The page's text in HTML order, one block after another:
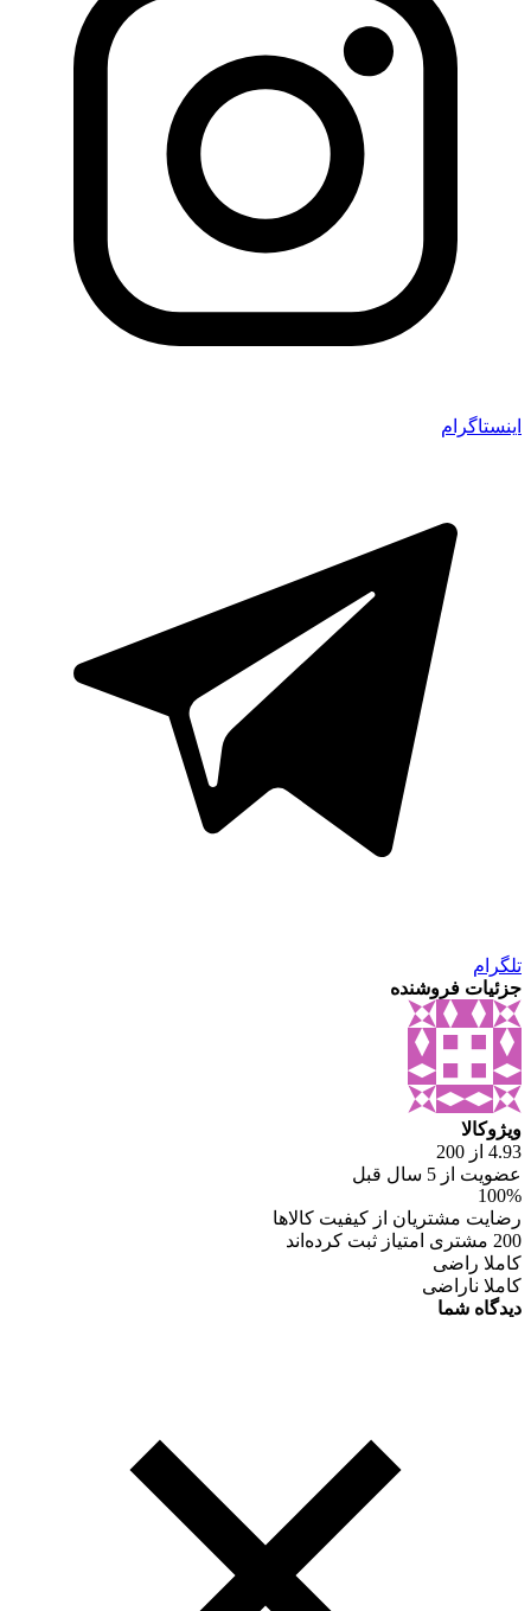
اینستاگرام
تلگرام
جزئیات فروشنده
ویژوکالا
4.93 از 200
عضویت از 5 سال قبل
100%
رضایت مشتریان از کیفیت کالاها
200 مشتری امتیاز ثبت کرده‌اند
کاملا راضی
کاملا ناراضی
دیدگاه شما